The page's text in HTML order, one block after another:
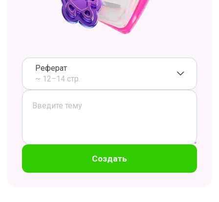
Реферат
~ 12–14 стр.
Создать